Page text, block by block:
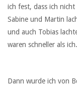
ich fest, dass ich
Sabine und Martin
und auch Tobias
waren schneller als
Dann wurde ich von